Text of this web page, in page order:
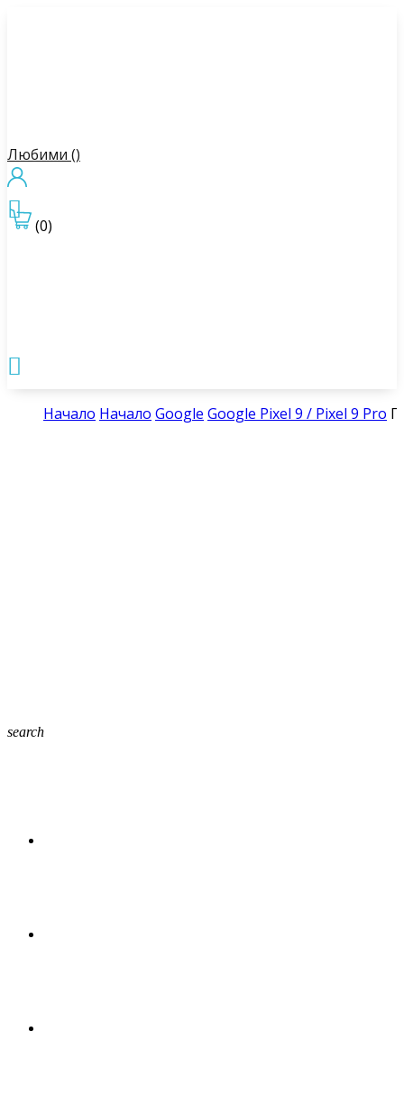
Любими ()
(0)


Начало Начало Google Google Pixel 9 / Pixel 9 Pro
search